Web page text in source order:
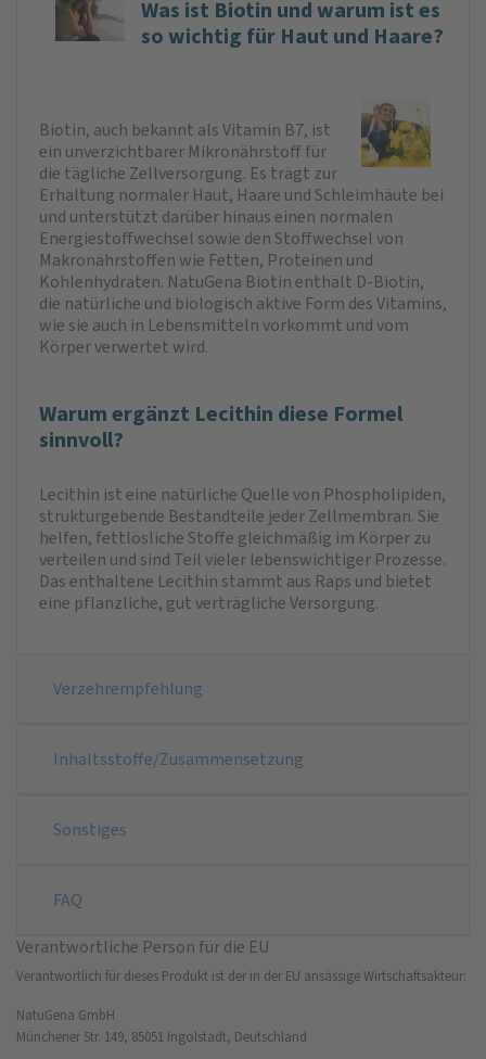
Was ist Biotin und warum ist es
so wichtig für Haut und Haare?
Biotin, auch bekannt als Vitamin B7, ist
ein unverzichtbarer Mikronährstoff für
die tägliche Zellversorgung. Es trägt zur
Erhaltung normaler Haut, Haare und Schleimhäute bei
und unterstützt darüber hinaus einen normalen
Energiestoffwechsel sowie den Stoffwechsel von
Makronährstoffen wie Fetten, Proteinen und
Kohlenhydraten. NatuGena Biotin enthält D-Biotin,
die natürliche und biologisch aktive Form des Vitamins,
wie sie auch in Lebensmitteln vorkommt und vom
Körper ver­wertet wird.
Warum ergänzt Lecithin diese Formel
sinnvoll?
Lecithin ist eine natürliche Quelle von Phospholipiden,
strukturgebende Bestandteile jeder Zellmembran. Sie
helfen, fettlösliche Stoffe gleichmäßig im Körper zu
verteilen und sind Teil vieler lebenswichtiger Prozesse.
Das enthaltene Lecithin stammt aus Raps und bietet
eine pflanzliche, gut verträgliche Versorgung.
Verzehrempfehlung
Inhaltsstoffe/Zusammensetzung
Sonstiges
FAQ
Verantwortliche Person für die EU
Verantwortlich für dieses Produkt ist der in der EU ansässige Wirtschaftsakteur:
NatuGena GmbH
Münchener Str. 149, 85051 Ingolstadt, Deutschland